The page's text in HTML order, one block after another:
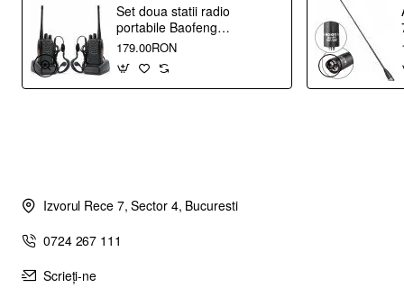
Set doua statii radio
portabile Baofeng
BF-888S, UHF 400-
470 Mhz, putere
emisie 2W
179.00RON
Izvorul Rece 7, Sector 4, Bucuresti
0724 267 111
Scrieți-ne